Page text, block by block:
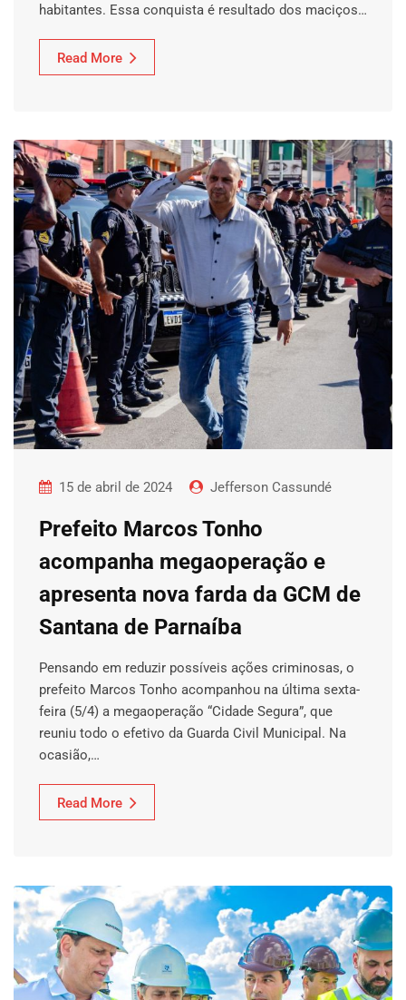
habitantes. Essa conquista é resultado dos maciços…
Read More
15 de abril de 2024 Jefferson Cassundé
Prefeito Marcos Tonho
acompanha megaoperação e
apresenta nova farda da GCM de
Santana de Parnaíba
Pensando em reduzir possíveis ações criminosas, o
prefeito Marcos Tonho acompanhou na última sexta-
feira (5/4) a megaoperação “Cidade Segura”, que
reuniu todo o efetivo da Guarda Civil Municipal. Na
ocasião,…
Read More